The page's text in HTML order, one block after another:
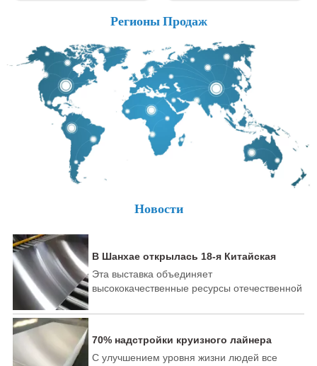
Регионы Продаж
Новости
В Шанхае открылась 18-я Китайская
международная выставка алюминиевой
промышленности.
Эта выставка объединяет
высококачественные ресурсы отечественной
промышленности и терминалов, привлекая
промышленности и новичков со всего мира
для участия в выставке с новыми
70% надстройки круизного лайнера
может быть изготовлено из алюминия
С улучшением уровня жизни людей все